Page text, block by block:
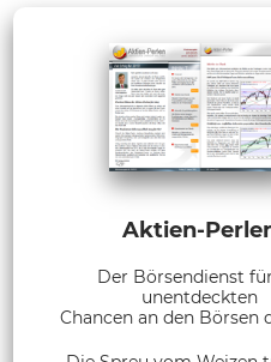
Aktien-
Der Börsendienst
unentdeckten
Chancen an den Börsen